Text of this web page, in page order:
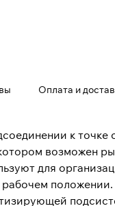
Оплата и
к точке
возможен
для